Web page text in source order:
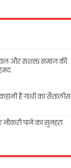
और सशक्त समाज की
है गांधी का सैंतालीस
पाने का सुनहरा